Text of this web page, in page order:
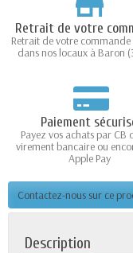
Retrait de votre
Retrait de votre commande
dans nos locaux à Baron
Paiement
Payez vos achats par CB
virement bancaire ou
Apple Pay
Contactez-nous sur ce
Description